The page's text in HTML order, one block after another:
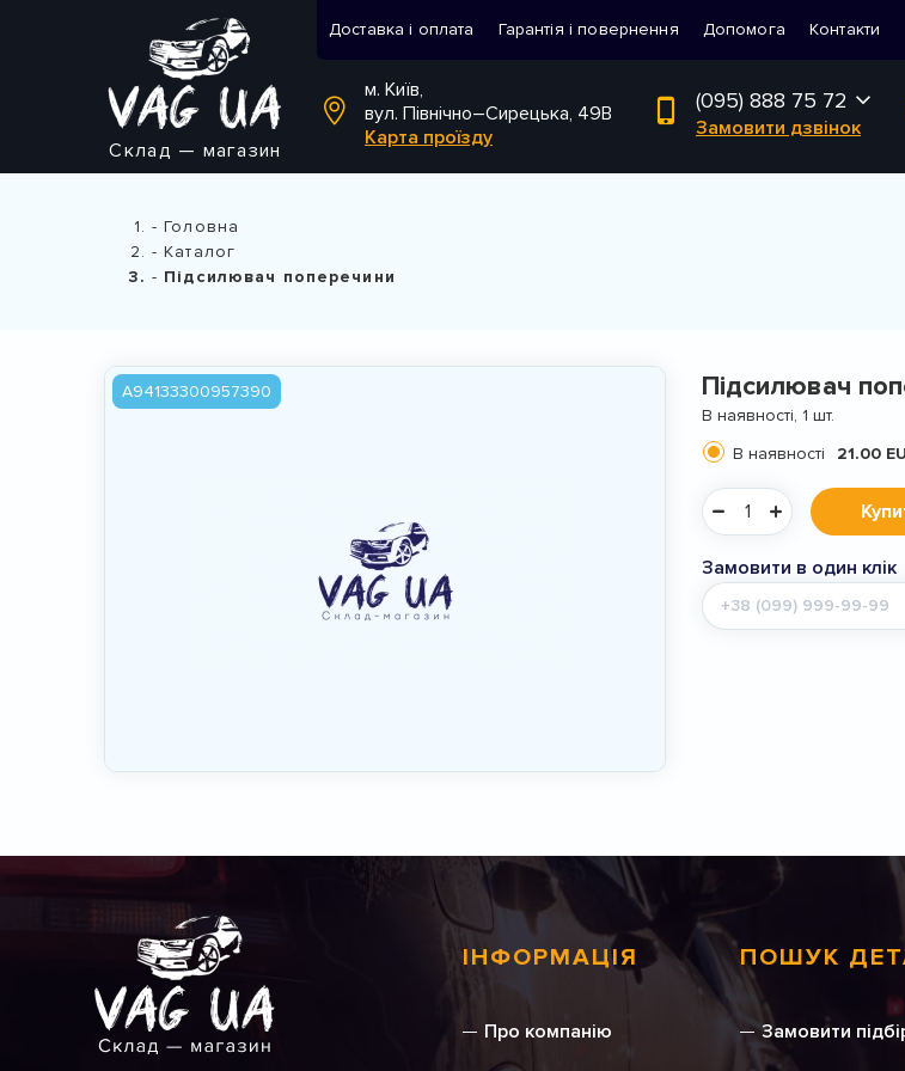
Склад — магазин
Доставка і оплата Гарантія і повернення Допомога Контакти
м. Київ,
вул. Північно–Сирецька, 49В
Карта проїзду
(095) 888 75 72
Замовити дзвінок
Головна
Каталог
Підсилювач поперечини
A94133300957390 Підсилювач
В наявності, 1 шт.
В наявності
21.00
Замовити в один клік
Мобільний
телефон
ІНФОРМАЦІЯ
Про компанію
ПОШУК
Замовити